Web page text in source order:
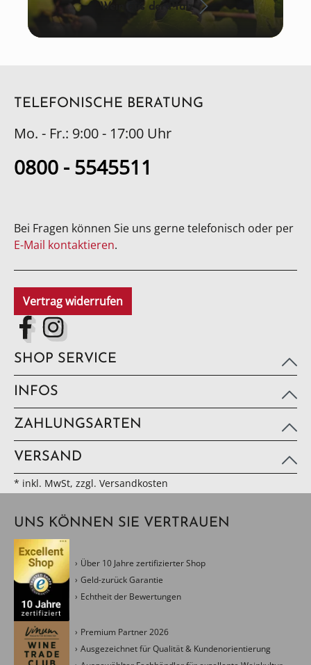
Wein aus der Pfalz
TELEFONISCHE BERATUNG
Mo. - Fr.: 9:00 - 17:00 Uhr
0800 - 5545511
Bei Fragen können Sie uns gerne telefonisch oder per
E-Mail kontaktieren.
Vertrag widerrufen
SHOP SERVICE
INFOS
ZAHLUNGSARTEN
VERSAND
* inkl. MwSt, zzgl. Versandkosten
UNS KÖNNEN SIE VERTRAUEN
Über 10 Jahre zertifizierter Shop
Geld-zurück Garantie
Echtheit der Bewertungen
Premium Partner 2026
Ausgezeichnet für Qualität & Kundenorientierung